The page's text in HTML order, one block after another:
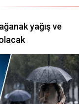
yağış ve